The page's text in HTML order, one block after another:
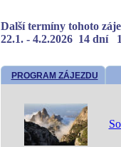
Další termíny tohoto
22.1. - 4.2.2026 14 dní
PROGRAM ZÁJEZDU